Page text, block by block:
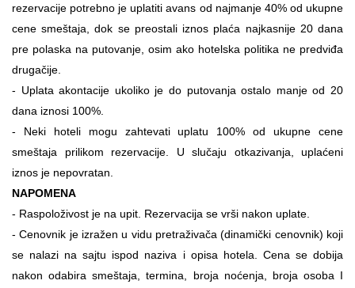
rezervacije potrebno je uplatiti avans od najmanje 40% od ukupne
cene smeštaja, dok se preostali iznos plaća najkasnije 20 dana
pre polaska na putovanje, osim ako hotelska politika ne predviđa
drugačije.
- Uplata akontacije ukoliko je do putovanja ostalo manje od 20
dana iznosi 100%.
- Neki hoteli mogu zahtevati uplatu 100% od ukupne cene
smeštaja prilikom rezervacije. U slučaju otkazivanja, uplaćeni
iznos je nepovratan.
NAPOMENA
- Raspoloživost je na upit. Rezervacija se vrši nakon uplate.
- Cenovnik je izražen u vidu pretraživača (dinamički cenovnik) koji
se nalazi na sajtu ispod naziva i opisa hotela. Cena se dobija
nakon odabira smeštaja, termina, broja noćenja, broja osoba I